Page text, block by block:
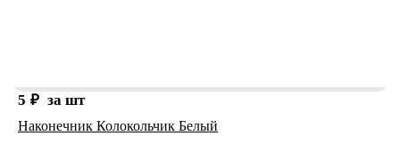
5 ₽ за шт
Наконечник Колокольчик Белый